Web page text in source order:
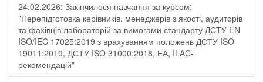
24.02.2026: Закінчилося навчання за курсом:
"Перепідготовка керівників, менеджерів з якості, аудиторів
та фахівців лабораторій за вимогами стандарту ДСТУ EN
ISO/IEC 17025:2019 з врахуванням положень ДСТУ ISO
19011:2019, ДСТУ ISO 31000:2018, ЕА, ILAC-
рекомендацій"